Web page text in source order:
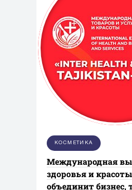
КОСМЕТИКА
Международная
здоровья и
объединит бизнес,